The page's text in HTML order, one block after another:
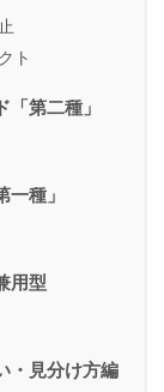
ト
「第二種」
種」
用型
・見分け方編